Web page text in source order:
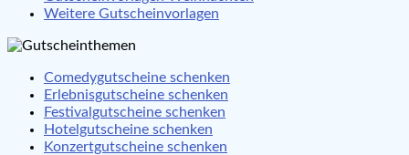
Weitere Gutscheinvorlagen
Comedygutscheine schenken
Erlebnisgutscheine schenken
Festivalgutscheine schenken
Hotelgutscheine schenken
Konzertgutscheine schenken